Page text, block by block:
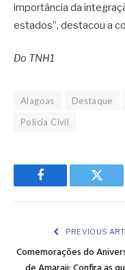
importância da
estados”, destacou a
Do TNH1
Alagoas Destaque
Polícia Civil
Facebook
PREVIOUS
Comemorações do